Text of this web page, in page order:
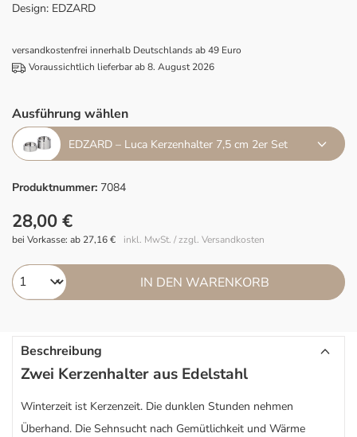
Design: EDZARD
versandkostenfrei innerhalb Deutschlands ab 49 Euro
Voraussichtlich lieferbar ab 8. August 2026
Ausführung wählen
EDZARD – Luca Kerzenhalter 7,5 cm 2er Set
Produktnummer: 7084
28,00 €
inkl. MwSt. / zzgl. Versandkosten
bei Vorkasse: ab 27,16 €
IN DEN WARENKORB
Beschreibung
Zwei Kerzenhalter aus Edelstahl
Winterzeit ist Kerzenzeit. Die dunklen Stunden nehmen
Überhand. Die Sehnsucht nach Gemütlichkeit und Wärme